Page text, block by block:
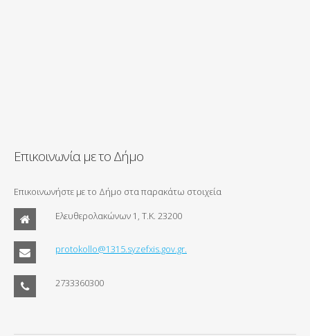
Επικοινωνία με το Δήμο
Επικοινωνήστε με το Δήμο στα παρακάτω στοιχεία
Ελευθερολακώνων 1, Τ.Κ. 23200
protokollo@1315.syzefxis.gov.gr.
2733360300